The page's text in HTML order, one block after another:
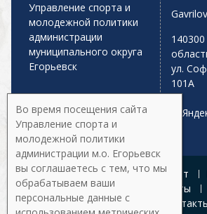
Управление спорта и
молодежной политики
администрации
муниципального округа
Егорьевск
ул.
101А
Главная Афиша Спорт
Управление
Документы
Галерея
Во время посещения сайта
Управление спорта и
молодежной политики
администрации м.о. Егорьевск
вы соглашаетесь с тем, что мы
обрабатываем ваши
персональные данные с